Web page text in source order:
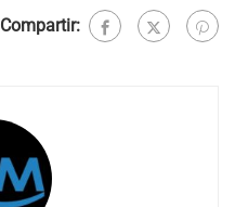
Compartir: